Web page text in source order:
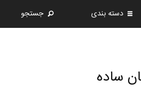
دسته بندی جستجو
ساده